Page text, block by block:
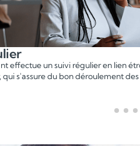
1
Avant le premier cours
Votre conseiller pédagogique
l'enseignant le plus adapté en
enfant, afin de convenir d'une